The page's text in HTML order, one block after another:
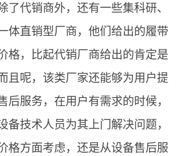
了代销商外，还有一些集科研、
体直销型厂商，他们给出的履带
格，比起代销厂商给出的肯定是
且呢，该类厂家还能够为用户提
后服务，在用户有需求的时候，
备技术人员为其上门解决问题，
格方面考虑，还是从设备售后服